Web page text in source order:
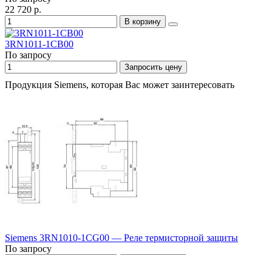
22 720 р.
В корзину
3RN1011-1CB00
По запросу
Запросить цену
Продукция Siemens, которая Вас может заинтересовать
Siemens 3RN1010-1CG00 — Реле термисторной защиты
По запросу